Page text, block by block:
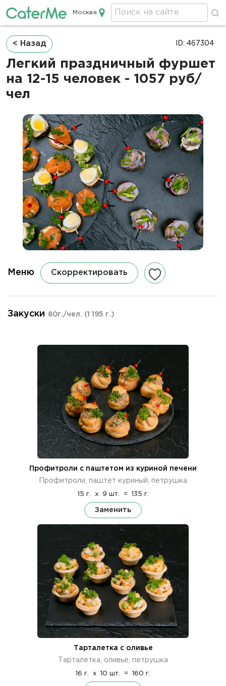
Кейтеринг в Москве
Москва
Строка
навигации
< Назад
Легкий праздничный фуршет
на 12-15 человек - 1057 руб/
чел
ID: 467304
Меню Скорректировать
Закуски 80г./чел. (1 195 г.)
Профитроли с паштетом из куриной печени
Профитроли, паштет куриный, петрушка
15 г. x 9 шт. = 135 г.
Заменить
Тарталетка с оливье
Тарталетка, оливье, петрушка
16 г. x 10 шт. = 160 г.